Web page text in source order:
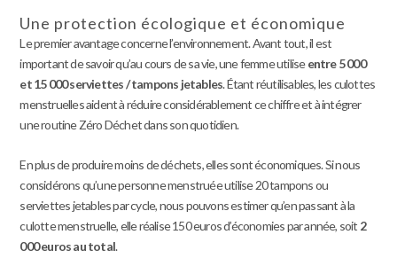
Une protection écologique et économique
Le premier avantage concerne l’environnement. Avant tout, il est
important de savoir qu’au cours de sa vie, une femme utiliseentre 5 000
et 15 000 serviettes / tampons jetables. Étant réutilisables, les culottes
menstruelles aident à réduire considérablement ce chiffre et à intégrer
une routine Zéro Déchet dans son quotidien.
En plus de produire moins de déchets, elles sont économiques. Si nous
considérons qu’une personne menstruée utilise 20 tampons ou
serviettes jetables par cycle, nous pouvons estimer qu’en passant à la
culotte menstruelle, elle réalise 150 euros d’économies par année, soit 2
000 euros au total.